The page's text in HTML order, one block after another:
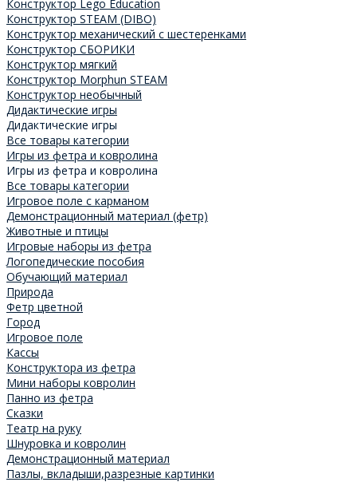
Конструктор Lego Education
Конструктор STEAM (DIBO)
Конструктор механический с шестеренками
Конструктор СБОРИКИ
Конструктор мягкий
Конструктор Morphun STEAM
Конструктор необычный
Дидактические игры
Дидактические игры
Все товары категории
Игры из фетра и ковролина
Игры из фетра и ковролина
Все товары категории
Игровое поле с карманом
Демонстрационный материал (фетр)
Животные и птицы
Игровые наборы из фетра
Логопедические пособия
Обучающий материал
Природа
Фетр цветной
Город
Игровое поле
Кассы
Конструктора из фетра
Мини наборы ковролин
Панно из фетра
Сказки
Театр на руку
Шнуровка и ковролин
Демонстрационный материал
Пазлы, вкладыши,разрезные картинки